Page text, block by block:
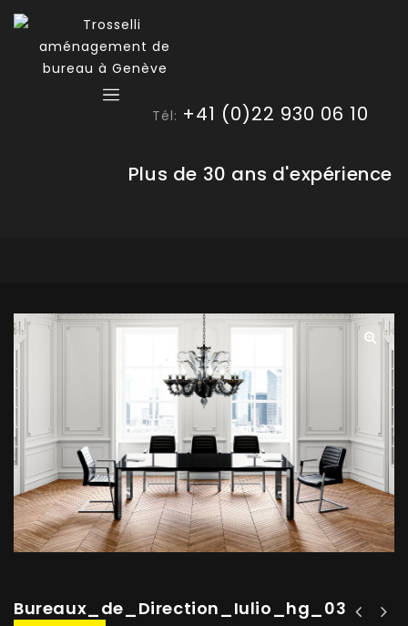
Tél: +41 (0)22 930 06 10
Plus de 30 ans d'expérience
Bureaux_de_Direction_Iulio_hg_03